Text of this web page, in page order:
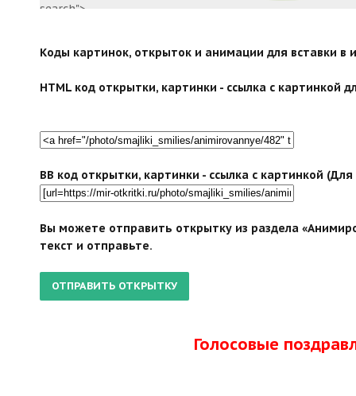
search">
Коды картинок, открыток и анимации для вставки в
HTML код открытки, картинки - ссылка с картинкой
BB код открытки, картинки - ссылка с картинкой
Вы можете отправить открытку из раздела
текст и отправьте.
Голосовые